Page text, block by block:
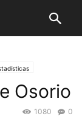
Osorio
0
1080